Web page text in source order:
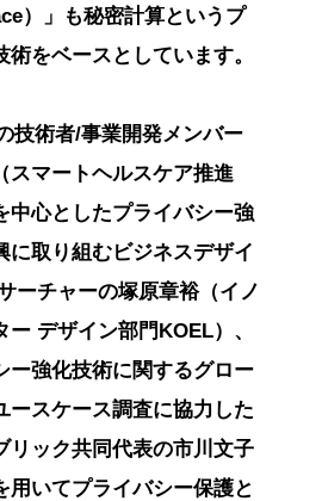
）」も秘密計算というプ
をベースとしています。
技術者/事業開発メンバー
スマートヘルスケア推進
中心としたプライバシー強
に取り組むビジネスデザイ
ーチャーの塚原章裕（イノ
デザイン部門KOEL）、
ー強化技術に関するグロー
ースケース調査に協力した
リック共同代表の市川文子
用いてプライバシー保護と